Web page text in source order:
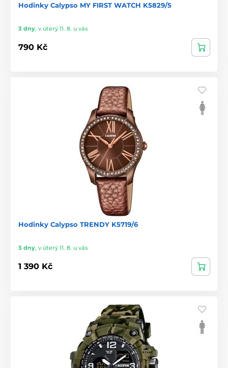
Hodinky Calypso MY FIRST WATCH K5829/5
3 dny, v úterý 11. 8. u vás
790 Kč
Hodinky Calypso TRENDY K5719/6
3 dny, v úterý 11. 8. u vás
1 390 Kč